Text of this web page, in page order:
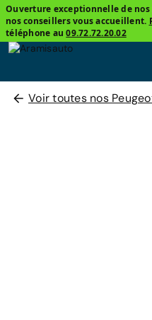
Ouverture exceptionnelle de nos
nos conseillers vous accueillent.
téléphone au09.72.72.20.02
Voir toutes nos